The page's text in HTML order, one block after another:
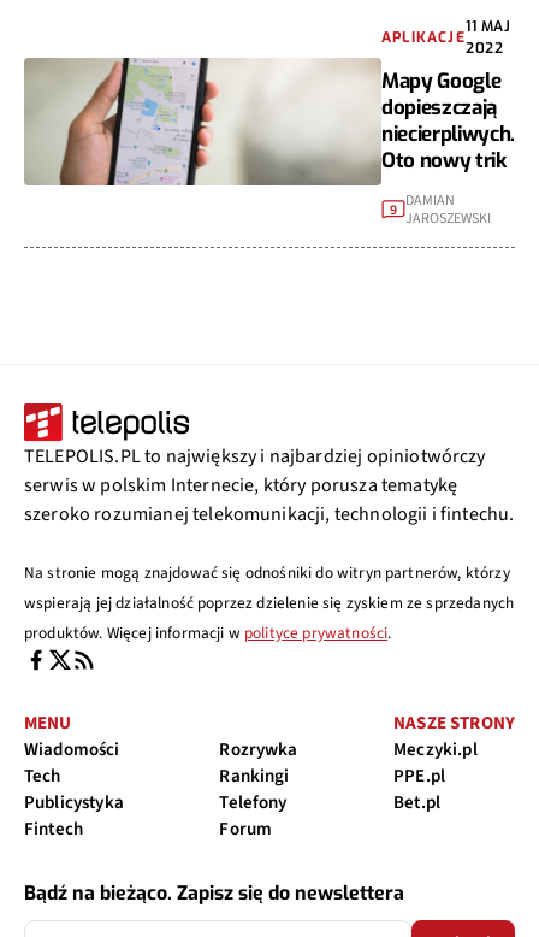
APLIKACJE
11 MAJ
2022
Mapy Google
dopieszczają
niecierpliwych.
Oto nowy trik
9
DAMIAN
JAROSZEWSKI
TELEPOLIS.PL to największy i najbardziej opiniotwórczy
serwis w polskim Internecie, który porusza tematykę
szeroko rozumianej telekomunikacji, technologii i fintechu.
Na stronie mogą znajdować się odnośniki do witryn partnerów, którzy
wspierają jej działalność poprzez dzielenie się zyskiem ze sprzedanych
produktów. Więcej informacji w polityce prywatności.
MENU
Wiadomości
Tech
Publicystyka
Fintech
Rozrywka
Rankingi
Telefony
Forum
NASZE STRONY
Meczyki.pl
PPE.pl
Bet.pl
Bądź na bieżąco. Zapisz się do newslettera